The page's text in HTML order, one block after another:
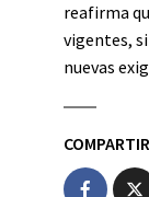
reafirma
vigentes,
nuevas
COMPARTIR